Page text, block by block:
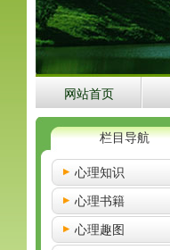
网站首页
栏目导航
心理知识
心理书籍
心理趣图